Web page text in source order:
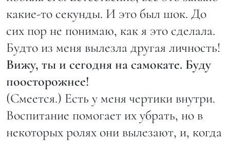
какие-то секунды. И это был шок. До
сих пор не понимаю, как я это сделала.
Будто из меня вылезла другая личность!
Вижу, ты и сегодня на самокате. Буду
поосторожнее!
(Смеется.) Есть у меня чертики внутри.
Воспитание помогает их убрать, но в
некоторых ролях они вылезают, и, когда